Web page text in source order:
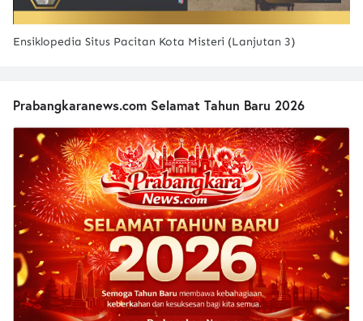
Ensiklopedia Situs Pacitan Kota Misteri (Lanjutan 3)
Prabangkaranews.com Selamat Tahun Baru 2026